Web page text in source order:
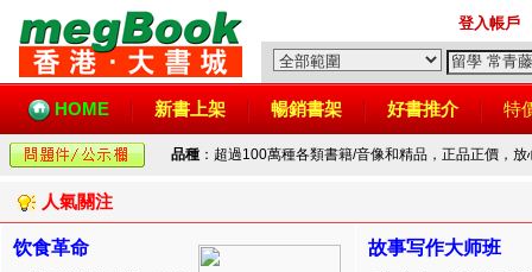
登入帳戶
HOME 新書上架 暢銷書架 好書推介 特
品種 ：超過100萬種各類書籍/音像和精品，正品正價，
人氣關注
饮食革命 故事写作大师班